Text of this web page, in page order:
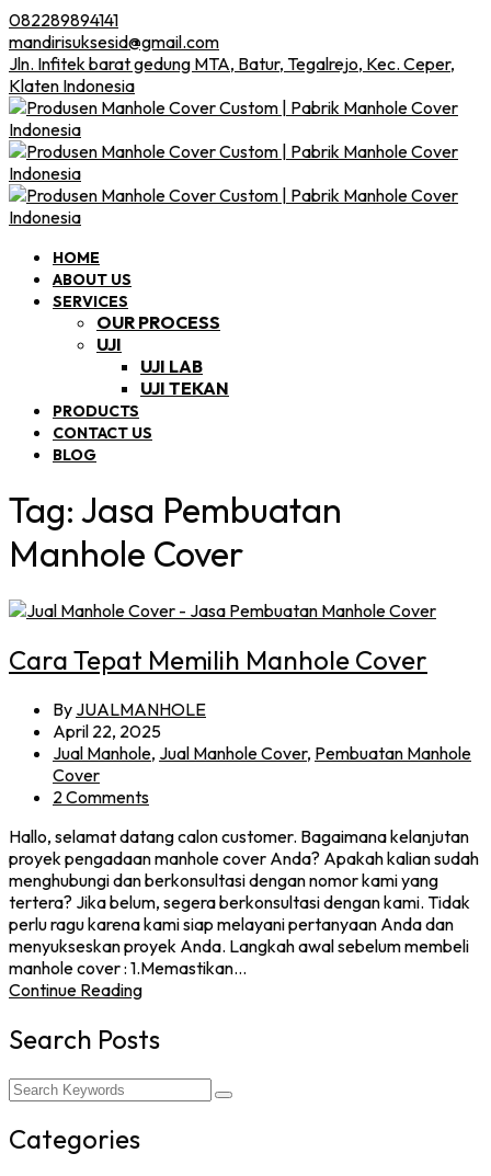
082289894141
mandirisuksesid@gmail.com
Jln. Infitek barat gedung MTA, Batur, Tegalrejo, Kec. Ceper,
Klaten Indonesia
HOME
ABOUT US
SERVICES
OUR PROCESS
UJI
UJI LAB
UJI TEKAN
PRODUCTS
CONTACT US
BLOG
Tag: Jasa Pembuatan
Manhole Cover
Cara Tepat Memilih Manhole Cover
By JUALMANHOLE
April 22, 2025
Jual Manhole, Jual Manhole Cover, Pembuatan Manhole
Cover
2 Comments
Hallo, selamat datang calon customer. Bagaimana kelanjutan
proyek pengadaan manhole cover Anda? Apakah kalian sudah
menghubungi dan berkonsultasi dengan nomor kami yang
tertera? Jika belum, segera berkonsultasi dengan kami. Tidak
perlu ragu karena kami siap melayani pertanyaan Anda dan
menyukseskan proyek Anda. Langkah awal sebelum membeli
manhole cover : 1.Memastikan…
Continue Reading
Search Posts
Categories